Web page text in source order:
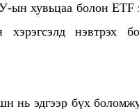
ын хувьцаа болон ETF
хэрэгсэлд нэвтрэх
нь эдгээр бүх